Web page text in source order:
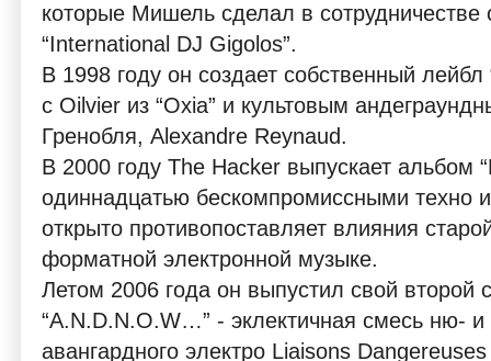
которые Мишель сделал в
“International DJ Gigolos”.
В 1998 году он создает собственный лейбл
с Oilvier из “Oxia” и культовым
Гренобля, Alexandre Reynaud.
В 2000 году The Hacker выпускает альбом
одиннадцатью бескомпромиссными техно
открыто противопоставляет влияния
форматной электронной музыке.
Летом 2006 года он выпустил свой второй
“A.N.D.N.O.W…” - эклектичная смесь ню-
авангардного электро Liaisons